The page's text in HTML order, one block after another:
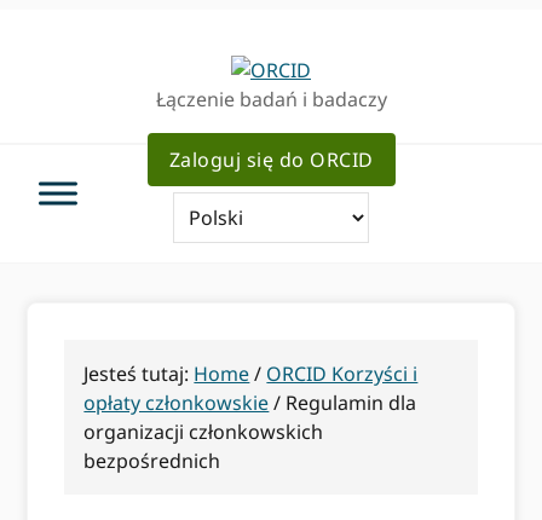
Łączenie badań i badaczy
Zaloguj się do ORCID
Jesteś tutaj: Home/ ORCID Korzyści i
opłaty członkowskie/ Regulamin dla
organizacji członkowskich
bezpośrednich